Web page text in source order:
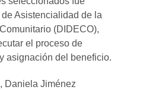
Asistencialidad de la
(DIDECO),
el proceso de
asignación del beneficio.
Daniela Jiménez